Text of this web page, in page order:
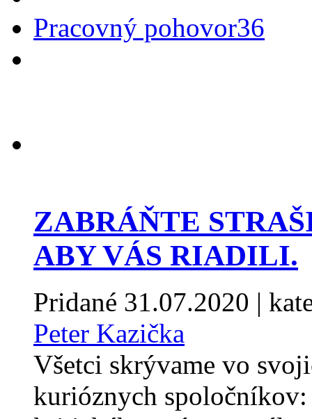
Pracovný pohovor36
ZABRÁŇTE
ABY VÁS RIADILI.
Pridané 31.07.2020 |
Peter Kazička
Všetci skrývame vo
kurióznych spoločníkov: